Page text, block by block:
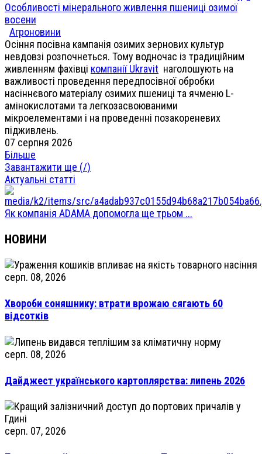
Особливості мінерального живлення пшениці озимої
восени
Агроновини
Осіння посівна кампанія озимих зернових культур
невдовзі розпочнеться. Тому водночас із традиційним
живленням фахівці компанії Ukravit наголошують на
важливості проведення передпосівної обробки
насіннєвого матеріалу озимих пшениці та ячменю L-
амінокислотами та легкозасвоюваними
мікроелементами і на проведенні позакореневих
підживлень.
07 серпня 2026
Більше
Завантажити ще (/)
Актуальні статті
Як компанія ADAMA допомогла ще трьом ...
НОВИНИ
серп. 08, 2026
Хвороби соняшнику: втрати врожаю сягають 60
відсотків
серп. 08, 2026
Дайджест українського картоплярства: липень 2026
серп. 07, 2026